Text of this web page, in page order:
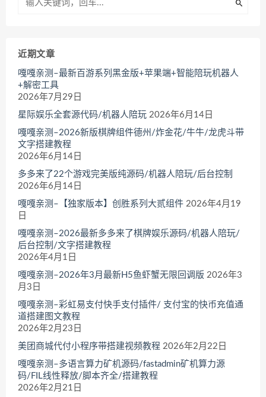
近期文章
嘎嘎亲测–最新百游系列黑金版+苹果端+智能陪玩机器人
+解密工具
2026年7月29日
星际娱乐全套源代码/机器人陪玩 2026年6月14日
嘎嘎亲测–2026新版棋牌组件德州/炸金花/牛牛/龙虎斗带
文字搭建教程
2026年6月14日
多多来了22个游戏完美版纯源码/机器人陪玩/后台控制
2026年6月14日
嘎嘎亲测–【独家版本】创胜系列大贰组件 2026年4月19
日
嘎嘎亲测–2026最新多多来了棋牌娱乐源码/机器人陪玩/
后台控制/文字搭建教程
2026年4月1日
嘎嘎亲测–2026年3月最新H5鱼虾蟹无限回调版 2026年3
月3日
嘎嘎亲测–彩虹易支付快手支付插件/ 支付宝的快币充值通
道搭建图文教程
2026年2月23日
美团商城代付小程序带搭建视频教程 2026年2月22日
嘎嘎亲测–多语言算力矿机源码/fastadmin矿机算力源
码/FIL线性释放/脚本齐全/搭建教程
2026年2月21日